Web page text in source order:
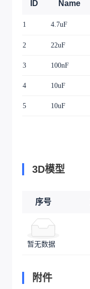
ID Name
1 4.7uF
2 22uF
3 100nF
4 10uF
5 10uF
3D模型
序号
暂无数据
附件